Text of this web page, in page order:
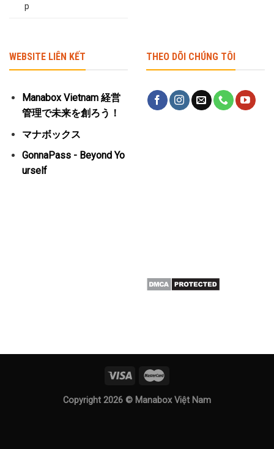
p
WEBSITE LIÊN KẾT
Manabox Vietnam 経営
管理で未来を創ろう！
マナボックス
GonnaPass - Beyond Yo
urself
THEO DÕI CHÚNG TÔI
Copyright 2026 © Manabox Việt Nam